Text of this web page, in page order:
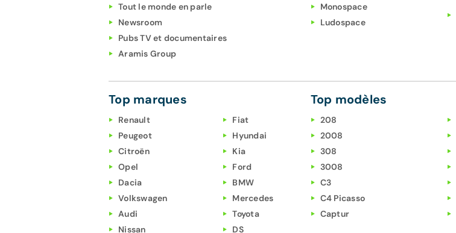
Tout le monde en parle
Newsroom
Pubs TV et documentaires
Aramis Group
Monospace
Ludospace
Top marques
Renault
Peugeot
Citroën
Opel
Dacia
Volkswagen
Audi
Nissan
Fiat
Hyundai
Kia
Ford
BMW
Mercedes
Toyota
DS
Top modèles
208
2008
308
3008
C3
C4 Picasso
Captur